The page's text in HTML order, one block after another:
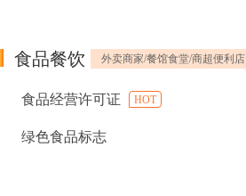
食品餐饮 外卖商家/餐馆食堂/商超便利店
食品经营许可证 HOT
绿色食品标志